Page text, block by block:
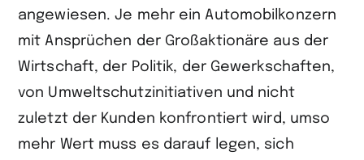
angewiesen. Je mehr ein Automobilkonzern
mit Ansprüchen der Großaktionäre aus der
Wirtschaft, der Politik, der Gewerkschaften,
von Umweltschutzinitiativen und nicht
zuletzt der Kunden konfrontiert wird, umso
mehr Wert muss es darauf legen, sich